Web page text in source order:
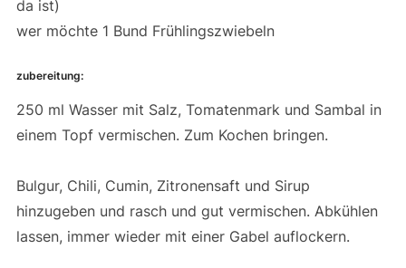
da ist)
wer möchte 1 Bund Frühlingszwiebeln
zubereitung:
250 ml Wasser mit Salz, Tomatenmark und Sambal in
einem Topf vermischen. Zum Kochen bringen.
Bulgur, Chili, Cumin, Zitronensaft und Sirup
hinzugeben und rasch und gut vermischen. Abkühlen
lassen, immer wieder mit einer Gabel auflockern.